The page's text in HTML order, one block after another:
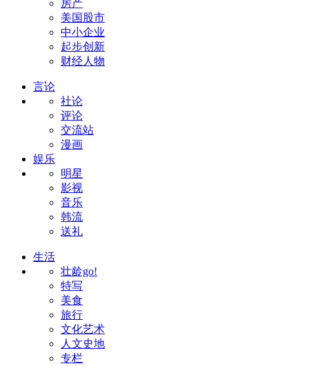
房产
美国股市
中小企业
起步创新
财经人物
言论
社论
评论
交流站
漫画
娱乐
明星
影视
音乐
韩流
送礼
生活
壮龄go!
特写
美食
旅行
文化艺术
人文史地
专栏